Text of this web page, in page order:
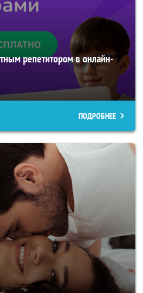
репетитором в онлайн-
ПОДРОБНЕЕ